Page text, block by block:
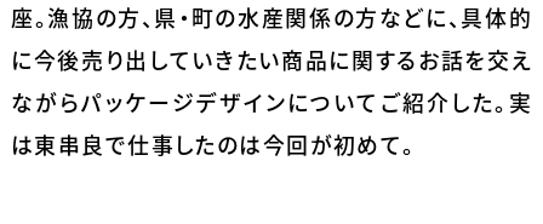
座。漁協の方、県・町の水産関係の方などに、具体的
に今後売り出していきたい商品に関するお話を交え
ながらパッケージデザインについてご紹介した。実
は東串良で仕事したのは今回が初めて。